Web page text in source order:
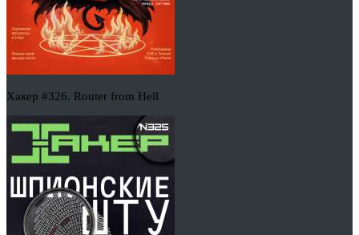
Хакер #326. Router from Hell